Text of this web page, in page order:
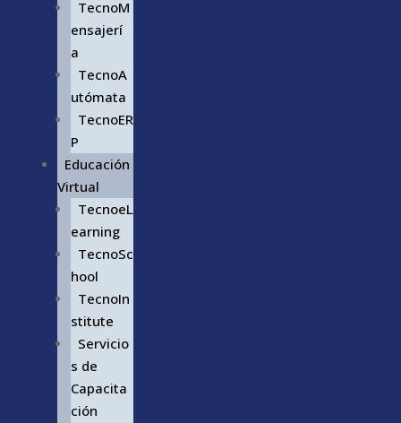
TecnoM
ensajerí
a
TecnoA
utómata
TecnoER
P
Educación
Virtual
TecnoeL
earning
TecnoSc
hool
TecnoIn
stitute
Servicio
s de
Capacita
ción